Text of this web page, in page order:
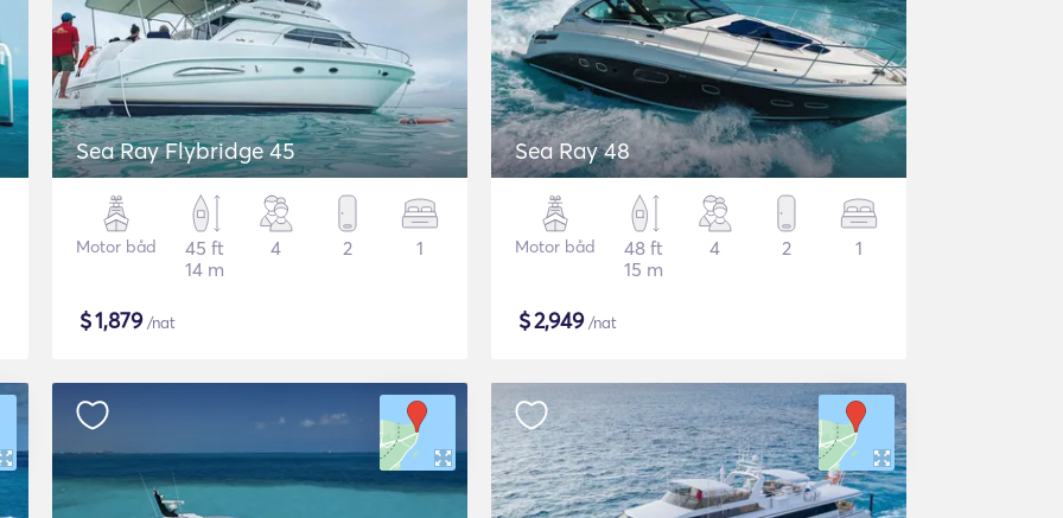
Sea Ray Flybridge 45
Motor båd
45 ft
14 m
4 2 1
$1,879/nat
Sea Ray 48
Motor båd
48 ft
15 m
4 2 1
$2,949/nat